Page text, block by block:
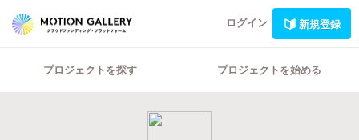
ログイン 新規登録
プロジェクトを探す プロジェクトを始める